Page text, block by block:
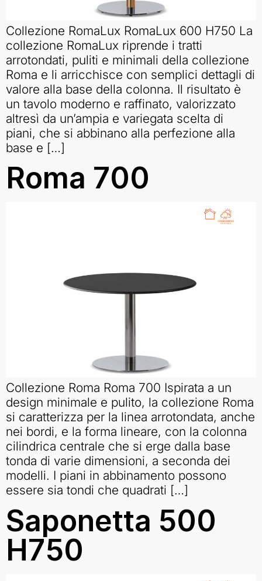
Collezione RomaLux RomaLux 600 H750 La
collezione RomaLux riprende i tratti
arrotondati, puliti e minimali della collezione
Roma e li arricchisce con semplici dettagli di
valore alla base della colonna. Il risultato è
un tavolo moderno e raffinato, valorizzato
altresì da un’ampia e variegata scelta di
piani, che si abbinano alla perfezione alla
base e […]
Roma 700
Collezione Roma Roma 700 Ispirata a un
design minimale e pulito, la collezione Roma
si caratterizza per la linea arrotondata, anche
nei bordi, e la forma lineare, con la colonna
cilindrica centrale che si erge dalla base
tonda di varie dimensioni, a seconda dei
modelli. I piani in abbinamento possono
essere sia tondi che quadrati […]
Saponetta 500
H750